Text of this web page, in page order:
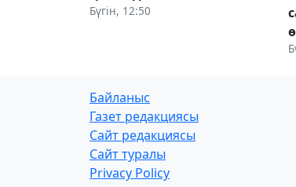
Бүгін, 12:50
Байланыс
Газет редакциясы
Сайт редакциясы
Сайт туралы
Privacy Policy